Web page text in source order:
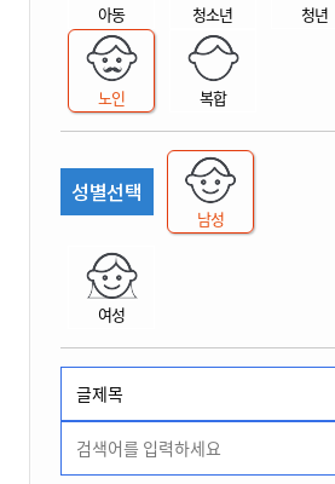
아동 청소년 청년
노인 복합
성별선택
남성
여성